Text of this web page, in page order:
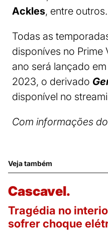
Ackles, entre outros.
Todas as
disponíves no Prime
ano será lançado
2023, o derivado
disponível no
Com informações
Veja também
Cascavel.
Tragédia no
sofrer choque